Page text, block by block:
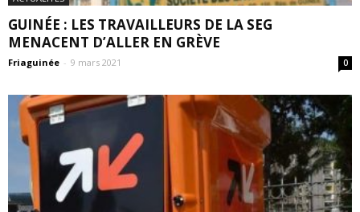
GUINÉE : LES TRAVAILLEURS DE LA SEG
MENACENT D’ALLER EN GRÈVE
Friaguinée - 9 mars 2021 0